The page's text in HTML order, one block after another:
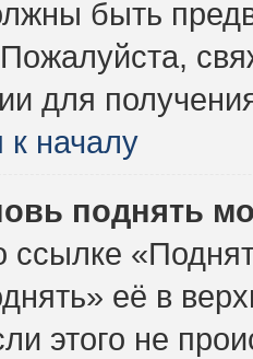
быть
для
к началу
поднять
ссылке
её в
этого не